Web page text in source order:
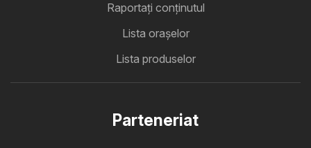
Raportați conținutul
Lista oraşelor
Lista produselor
Parteneriat